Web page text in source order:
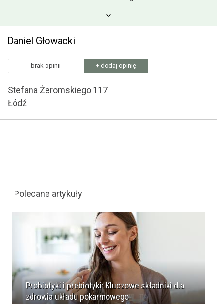
Daniel Głowacki
brak opinii + dodaj opinię
Stefana Żeromskiego 117
Łódź
Polecane artykuły
Probiotyki i prebiotyki: Kluczowe składniki dla
zdrowia układu pokarmowego